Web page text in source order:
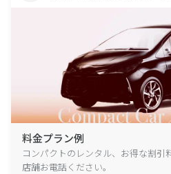
料金プラン例
コンパクトのレンタル、お得な割引
店舗お電話ください。